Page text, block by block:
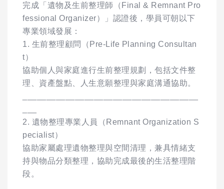
完成「遺物及生前整理師（Final & Remnant Pro
fessional Organizer）」認證後，學員可朝以下
專業領域發展：
1. 生前整理顧問（Pre-Life Planning Consultan
t）
協助個人與家庭進行生前整理規劃，包括文件整
理、資產盤點、人生意願整理與家庭溝通協助。
2. 遺物整理專業人員（Remnant Organization S
pecialist）
協助家屬處理遺物整理與空間清理，兼具情緒支
持與物品分類整理，協助完成最後的生活整理階
段。